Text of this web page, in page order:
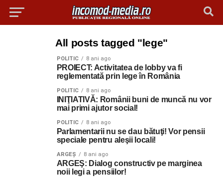
All posts tagged "lege"
POLITIC 8 ani ago
PROIECT: Activitatea de lobby va fi
reglementată prin lege în România
POLITIC 8 ani ago
INIŢIATIVĂ: Românii buni de muncă nu vor
mai primi ajutor social!
POLITIC 8 ani ago
Parlamentarii nu se dau bătuţi! Vor pensii
speciale pentru aleşii locali!
ARGEȘ 8 ani ago
ARGEŞ: Dialog constructiv pe marginea
noii legi a pensiilor!